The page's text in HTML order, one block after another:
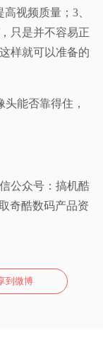
视频质量；3、
只是并不容易正
样就可以准备的
能否靠得住，
公众号：搞机酷
奇酷数码产品资
到微博